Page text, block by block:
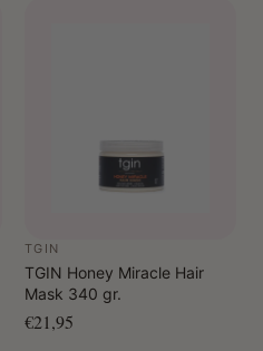
paar druppels in op droge
of handen voor directe
TGIN
TGIN Honey Miracle Hair
Mask 340 gr.
€21,95